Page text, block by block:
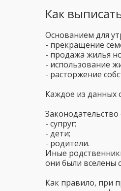
Как
Основанием для
- прекращение
- продажа жилья
- использование
- расторжение
Каждое из данных
- супруг;
- дети;
- родители.
Иные
они были вселены
Как правило, при